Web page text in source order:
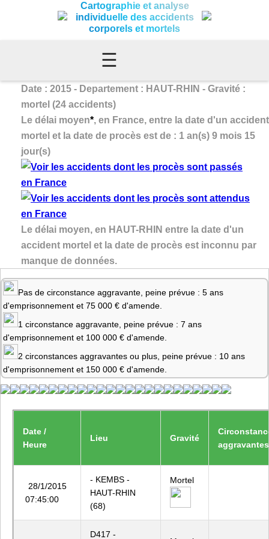
Cartographie et analyse
individuelle des accidents
corporels et mortels
☰
Date : 2015 - Departement : HAUT-RHIN - Gravité :
mortel (24 accidents)
Le délai moyen*, en France, entre la date d'un accident
mortel et la date de procès est de : 1 an(s) 9 mois 15
jour(s)
Le délai moyen, en HAUT-RHIN entre la date d'un
accident mortel et la date de procès est inconnu par
manque de données.
Pas de circonstance aggravante, peine prévue : 5 ans
d'emprisonnement et 75 000 € d'amende.
1 circonstance aggravante, peine prévue : 7 ans
d'emprisonnement et 100 000 € d'amende.
2 circonstances aggravantes ou plus, peine prévue : 10 ans
d'emprisonnement et 150 000 € d'amende.
Date /
Heure
Lieu Gravité
aggravantes
28/1/2015
07:45:00
- KEMBS -
HAUT-RHIN
(68)
Mortel
D417 -